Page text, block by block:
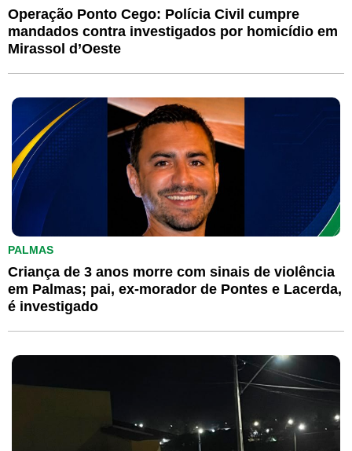
Operação Ponto Cego: Polícia Civil cumpre
mandados contra investigados por homicídio em
Mirassol d’Oeste
PALMAS
Criança de 3 anos morre com sinais de violência
em Palmas; pai, ex-morador de Pontes e Lacerda,
é investigado